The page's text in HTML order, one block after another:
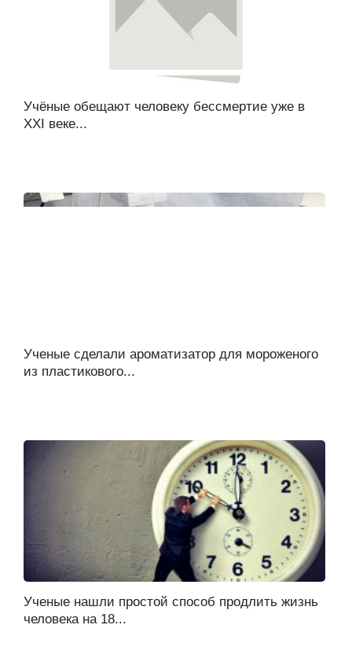
Учёные обещают человеку бессмертие уже в
XXI веке...
Ученые сделали ароматизатор для мороженого
из пластикового...
Ученые нашли простой способ продлить жизнь
человека на 18...